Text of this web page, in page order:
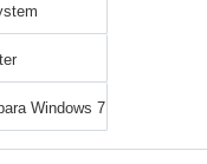
Windows 7